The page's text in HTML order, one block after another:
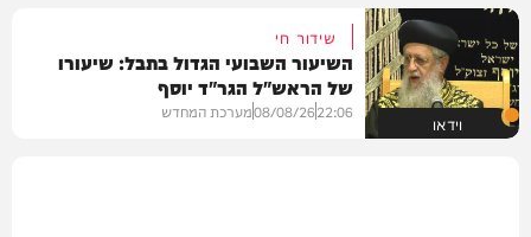
וידאו
שידור חי
השיעור השבועי הגדול בתבל: שיעורו
של הראש"ל הגר"ד יוסף
22:06
08/08/26מערכת המחדש